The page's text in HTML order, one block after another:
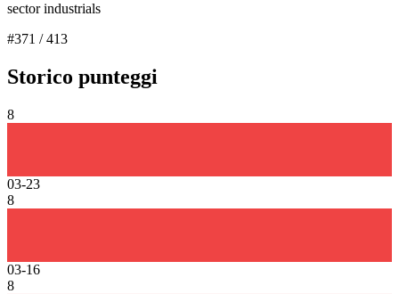
sector industrials
#371 /413
Storico punteggi
8
03-23
8
03-16
8